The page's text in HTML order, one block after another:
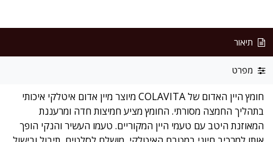
תיאור
מפרט
חומץ היין האדום של COLAVITA מיוצר מיין אדום איטלקי איכותי
בתהליך החמצה מסורתי. החומץ מציע חמיצות חדה ומרעננת
המאוזנת היטב עם טעמי היין המקוריים. טעמו העשיר והנקי הופך